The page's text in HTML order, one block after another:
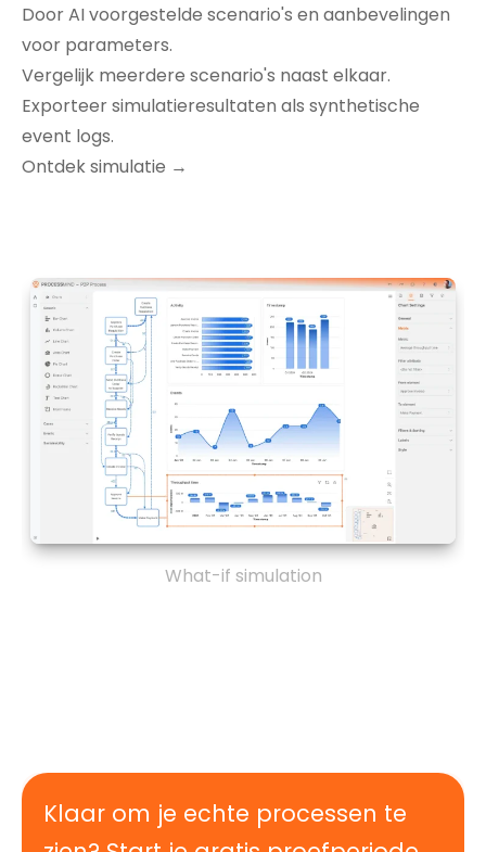
Door AI voorgestelde scenario's en aanbevelingen
voor parameters.
Vergelijk meerdere scenario's naast elkaar.
Exporteer simulatieresultaten als synthetische
event logs.
Ontdek simulatie →
What-if simulation
Klaar om je echte processen te